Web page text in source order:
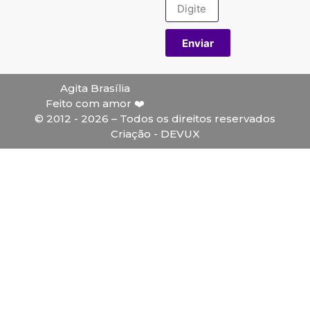
Enviar
Agita Brasília
Feito com amor ❤️
© 2012 - 2026 – Todos os direitos reservados
Criação - DEVUX